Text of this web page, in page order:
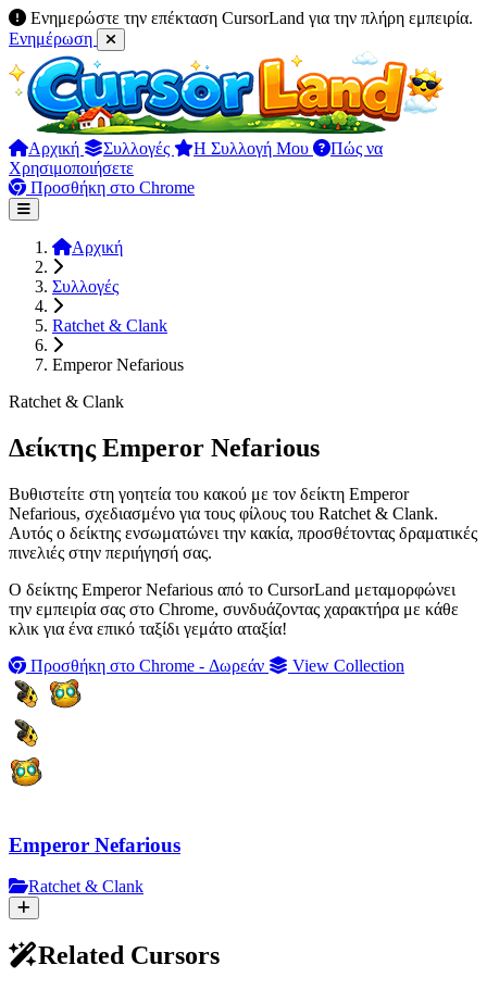
Ενημερώστε την επέκταση CursorLand για την πλήρη εμπειρία.
Ενημέρωση
Αρχική Συλλογές Η Συλλογή Μου
Πώς να
Χρησιμοποιήσετε
Προσθήκη στο Chrome
Αρχική
Συλλογές
Ratchet & Clank
Emperor Nefarious
Ratchet & Clank
Δείκτης Emperor Nefarious
Βυθιστείτε στη γοητεία του κακού με τον δείκτη Emperor
Nefarious, σχεδιασμένο για τους φίλους του Ratchet & Clank.
Αυτός ο δείκτης ενσωματώνει την κακία, προσθέτοντας δραματικές
πινελιές στην περιήγησή σας.
Ο δείκτης Emperor Nefarious από το CursorLand μεταμορφώνει
την εμπειρία σας στο Chrome, συνδυάζοντας χαρακτήρα με κάθε
κλικ για ένα επικό ταξίδι γεμάτο αταξία!
Προσθήκη στο Chrome - Δωρεάν
View Collection
Emperor Nefarious
Ratchet & Clank
Related Cursors